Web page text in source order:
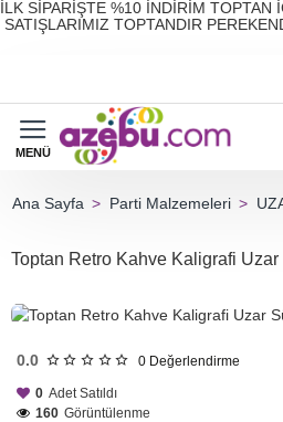
İLK SİPARİŞTE %10 İNDİRİM
SATIŞLARIMIZ TOPTANDIR
Parti Malzemeleri
Toptan Retro Kahve Kaligrafi
0.0 0 Değerlendirme
0 Adet Satıldı
160 Görüntülenme